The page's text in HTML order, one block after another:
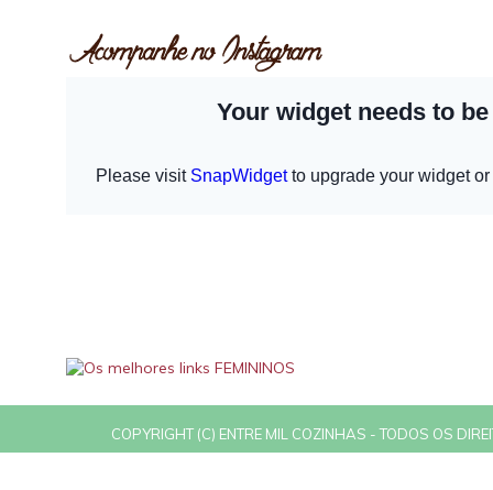
COPYRIGHT (C) ENTRE MIL COZINHAS - TODOS OS